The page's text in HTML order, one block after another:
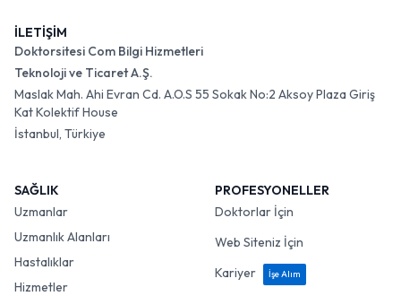
İLETİŞİM
Doktorsitesi Com Bilgi Hizmetleri
Teknoloji ve Ticaret A.Ş.
Maslak Mah. Ahi Evran Cd. A.O.S 55 Sokak No:2 Aksoy Plaza Giriş
Kat Kolektif House
İstanbul, Türkiye
SAĞLIK
Uzmanlar
Uzmanlık Alanları
Hastalıklar
Hizmetler
PROFESYONELLER
Doktorlar İçin
Web Siteniz İçin
Kariyer
İşe Alım